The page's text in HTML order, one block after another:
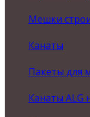
Мешки
Канаты
Пакеты для
Канаты ALG